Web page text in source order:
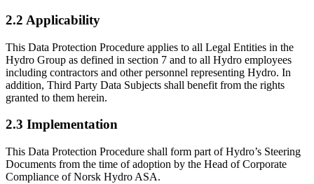
2.2 Applicability
This Data Protection Procedure applies to all Legal Entities in the
Hydro Group as defined in section 7 and to all Hydro employees
including contractors and other personnel representing Hydro. In
addition, Third Party Data Subjects shall benefit from the rights
granted to them herein.
2.3 Implementation
This Data Protection Procedure shall form part of Hydro’s Steering
Documents from the time of adoption by the Head of Corporate
Compliance of Norsk Hydro ASA.